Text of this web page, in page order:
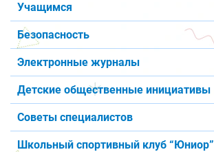
Учащимся
Безопасность
Электронные журналы
Детские общественные инициативы
Советы специалистов
Школьный спортивный клуб “Юниор”